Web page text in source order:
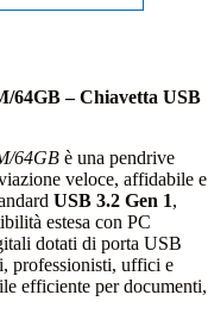
64GB – Chiavetta USB
64GB è una pendrive
veloce, affidabile e
USB 3.2 Gen 1,
estesa con PC
dotati di porta USB
professionisti, uffici e
efficiente per documenti,